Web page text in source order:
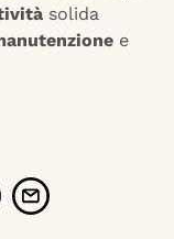
solida
e